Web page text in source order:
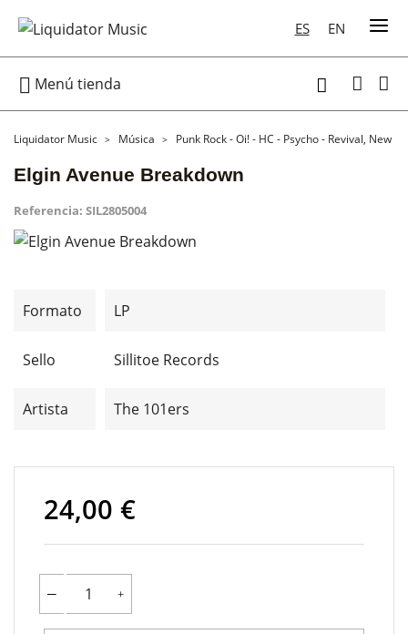
ES EN
 Menú tienda 
Liquidator Music Música Punk Rock - Oi! - HC - Psycho - Revival, New
Elgin Avenue Breakdown
Referencia: SIL2805004
Formato LP
Sello Sillitoe Records
Artista The 101ers
24,00 €